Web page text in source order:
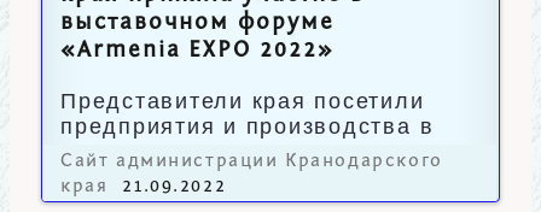
выставочном форуме
«Armenia EXPO 2022»
Представители края посетили
предприятия и производства в
Армении.
Сайт администрации Кранодарского
края
21.09.2022